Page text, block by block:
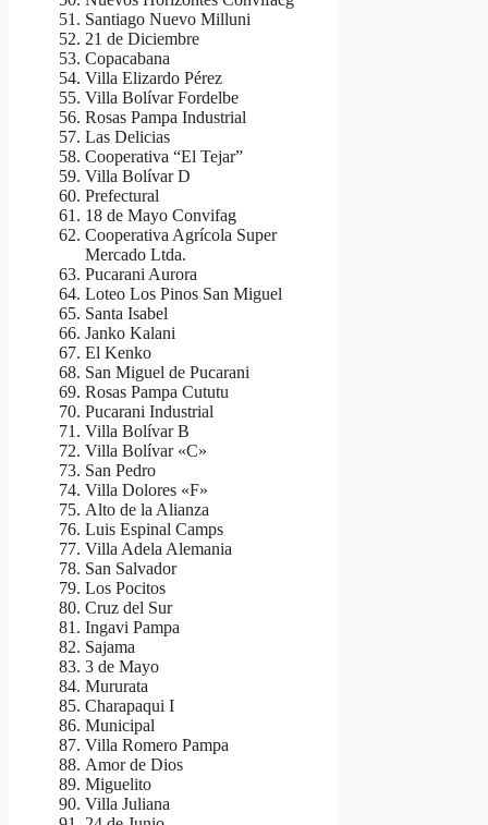
Santiago Nuevo Milluni
21 de Diciembre
Copacabana
Villa Elizardo Pérez
Villa Bolívar Fordelbe
Rosas Pampa Industrial
Las Delicias
Cooperativa “El Tejar”
Villa Bolívar D
Prefectural
18 de Mayo Convifag
Cooperativa Agrícola Super
Mercado Ltda.
Pucarani Aurora
Loteo Los Pinos San Miguel
Santa Isabel
Janko Kalani
El Kenko
San Miguel de Pucarani
Rosas Pampa Cututu
Pucarani Industrial
Villa Bolívar B
Villa Bolívar «C»
San Pedro
Villa Dolores «F»
Alto de la Alianza
Luis Espinal Camps
Villa Adela Alemania
San Salvador
Los Pocitos
Cruz del Sur
Ingavi Pampa
Sajama
3 de Mayo
Mururata
Charapaqui I
Municipal
Villa Romero Pampa
Amor de Dios
Miguelito
Villa Juliana